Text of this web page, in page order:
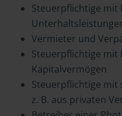
Steuerpflichtige mit
Vermieter und
Steuerpflichtige mit
Kapitalvermögen
Steuerpflichtige mit
z. B. aus privaten